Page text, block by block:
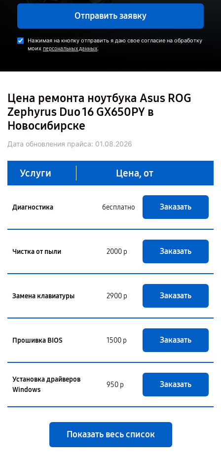
Отправить заявку
Нажимая на кнопку отправить я даю свое согласие на обработку
моих персональных данных.
Цена ремонта ноутбука Asus ROG
Zephyrus Duo 16 GX650PY в
Новосибирске
Дата обновления прайса: 01.08.2026
Услуги Цена, от
Диагностика бесплатно Заказать
Чистка от пыли 2000 р Заказать
Замена клавиатуры 2900 р Заказать
Прошивка BIOS 1500 р Заказать
Установка драйверов
Windows
950 р Заказать
Показать весь список